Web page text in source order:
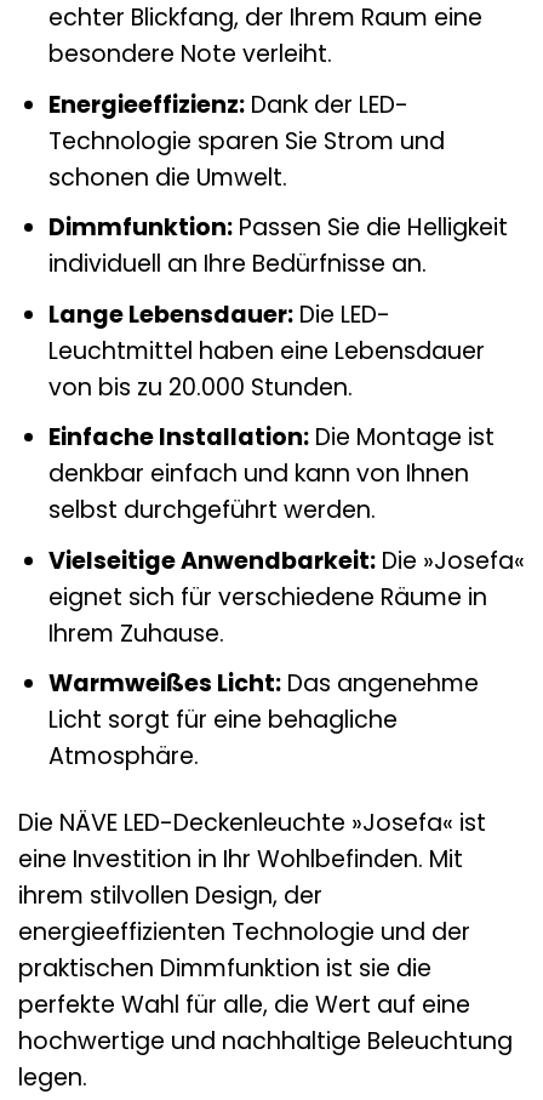
echter Blickfang, der Ihrem Raum eine
besondere Note verleiht.
Energieeffizienz:Dank der LED-
Technologie sparen Sie Strom und
schonen die Umwelt.
Dimmfunktion:Passen Sie die Helligkeit
individuell an Ihre Bedürfnisse an.
Lange Lebensdauer:Die LED-
Leuchtmittel haben eine Lebensdauer
von bis zu 20.000 Stunden.
Einfache Installation:Die Montage ist
denkbar einfach und kann von Ihnen
selbst durchgeführt werden.
Vielseitige Anwendbarkeit:Die »Josefa«
eignet sich für verschiedene Räume in
Ihrem Zuhause.
Warmweißes Licht:Das angenehme
Licht sorgt für eine behagliche
Atmosphäre.
Die NÄVE LED-Deckenleuchte »Josefa« ist
eine Investition in Ihr Wohlbefinden. Mit
ihrem stilvollen Design, der
energieeffizienten Technologie und der
praktischen Dimmfunktion ist sie die
perfekte Wahl für alle, die Wert auf eine
hochwertige und nachhaltige Beleuchtung
legen.